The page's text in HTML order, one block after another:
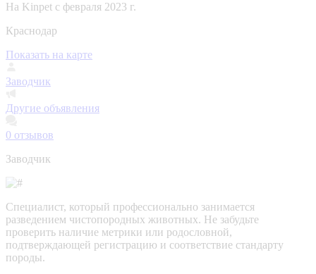
На Kinpet c февраля 2023 г.
Краснодар
Показать на карте
Заводчик
Другие объявления
0 отзывов
Заводчик
Специалист, который профессионально занимается
разведением чистопородных животных. Не забудьте
проверить наличие метрики или родословной,
подтверждающей регистрацию и соответствие стандарту
породы.